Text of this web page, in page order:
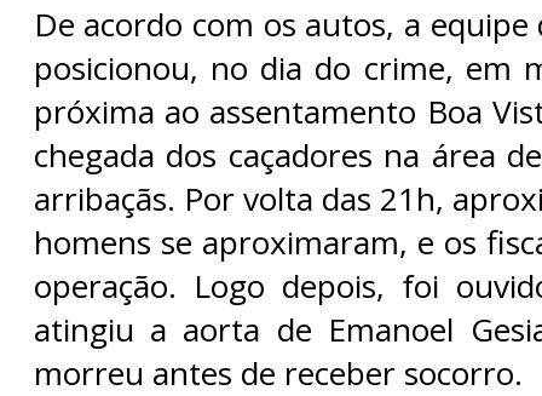
De acordo com os autos, a equipe
posicionou, no dia do crime, em
próxima ao assentamento Boa
chegada dos caçadores na área
arribaçãs. Por volta das 21h,
homens se aproximaram, e os
operação. Logo depois, foi
atingiu a aorta de Emanoel
morreu antes de receber socorro.